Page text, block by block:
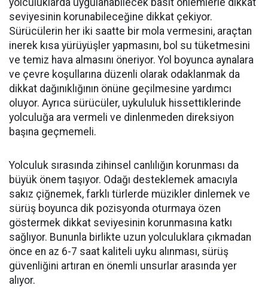
yolculuklarda uygulanabilecek basit önlemlerle dikkat
seviyesinin korunabileceğine dikkat çekiyor.
Sürücülerin her iki saatte bir mola vermesini, araçtan
inerek kısa yürüyüşler yapmasını, bol su tüketmesini
ve temiz hava almasını öneriyor. Yol boyunca aynalara
ve çevre koşullarına düzenli olarak odaklanmak da
dikkat dağınıklığının önüne geçilmesine yardımcı
oluyor. Ayrıca sürücüler, uykululuk hissettiklerinde
yolculuğa ara vermeli ve dinlenmeden direksiyon
başına geçmemeli.
Yolculuk sırasında zihinsel canlılığın korunması da
büyük önem taşıyor. Odağı desteklemek amacıyla
sakız çiğnemek, farklı türlerde müzikler dinlemek ve
sürüş boyunca dik pozisyonda oturmaya özen
göstermek dikkat seviyesinin korunmasına katkı
sağlıyor. Bununla birlikte uzun yolculuklara çıkmadan
önce en az 6-7 saat kaliteli uyku alınması, sürüş
güvenliğini artıran en önemli unsurlar arasında yer
alıyor.